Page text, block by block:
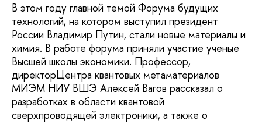
В этом году главной темой Форума будущих
технологий, на котором выступил президент
России Владимир Путин, стали новые материалы и
химия. В работе форума приняли участие ученые
Высшей школы экономики. Профессор,
директорЦентра квантовых метаматериалов
МИЭМ НИУ ВШЭ Алексей Вагов рассказал о
разработках в области квантовой
сверхпроводящей электроники, а также о